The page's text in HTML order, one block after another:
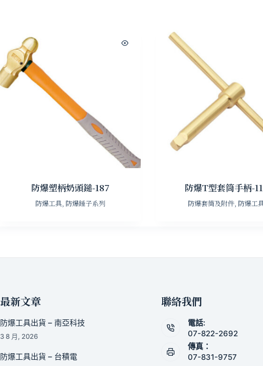
防爆塑柄奶頭鎚-187
防爆工具 防爆錘子系列
防爆T型套筒手柄-
防爆套筒及附件 防爆工
最新文章
防爆工具出貨 – 南亞科技
3 8 月, 2026
防爆工具出貨 – 台積電
聯絡我們
電話:
07-822-2692
傳真：
07-831-9757